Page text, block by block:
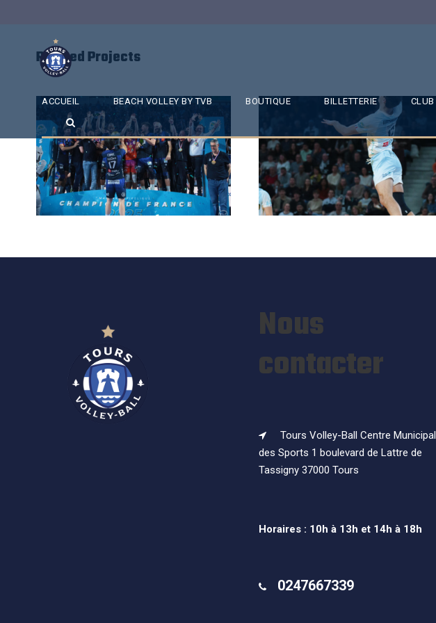
ACCUEIL BEACH VOLLEY BY TVB BOUTIQUE BILLETTERIE CLUB
Related Projects
SAISON 24/25-12 SAISON 24/25-11
Nous
contacter
Tours Volley-Ball Centre Municipal
des Sports 1 boulevard de Lattre de
Tassigny 37000 Tours
Horaires : 10h à 13h et 14h à 18h
0247667339